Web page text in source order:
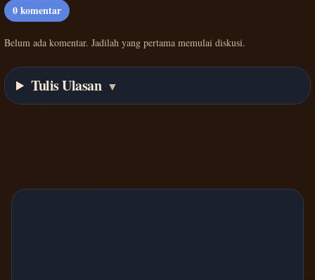
0komentar
Belum ada komentar. Jadilah yang pertama memulai diskusi.
Tulis Ulasan ▼